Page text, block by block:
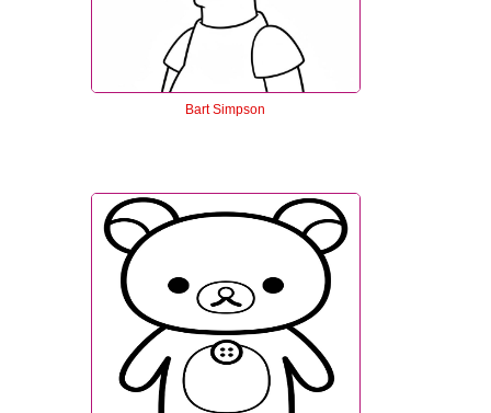
Bart Simpson